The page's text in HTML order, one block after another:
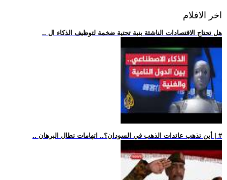
اخر الافلام
.. هل تحتاج الاقتصادات الناشئة بنية تحتية ضخمة لتوظيف الذكاء ال
.. أين تذهب عائدات الذهب في السودان؟.. اتهامات تطال البرهان | #